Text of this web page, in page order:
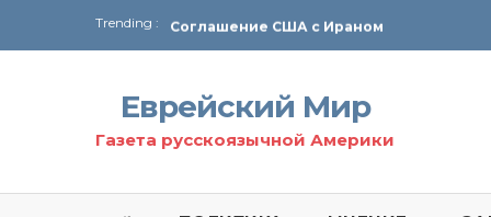
Trending :
Соглашение США с Ираном
Технология Революции в Иране
От Ирана до Ливана и Газы
Еврейский Мир
Газета русскоязычной Америки